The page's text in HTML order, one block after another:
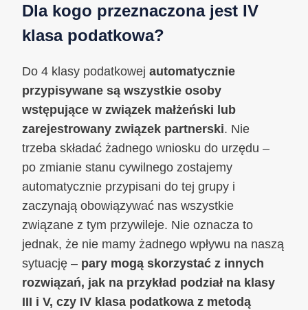
Dla kogo przeznaczona jest IV
klasa podatkowa?
Do 4 klasy podatkowej automatycznie
przypisywane są wszystkie osoby
wstępujące w związek małżeński lub
zarejestrowany związek partnerski. Nie
trzeba składać żadnego wniosku do urzędu –
po zmianie stanu cywilnego zostajemy
automatycznie przypisani do tej grupy i
zaczynają obowiązywać nas wszystkie
związane z tym przywileje. Nie oznacza to
jednak, że nie mamy żadnego wpływu na naszą
sytuację – pary mogą skorzystać z innych
rozwiązań, jak na przykład podział na klasy
III i V, czy IV klasa podatkowa z metodą